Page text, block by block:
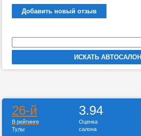
Добавить новый отзыв
26-й
В рейтинге
Тулы
3.94
Оценка
салона